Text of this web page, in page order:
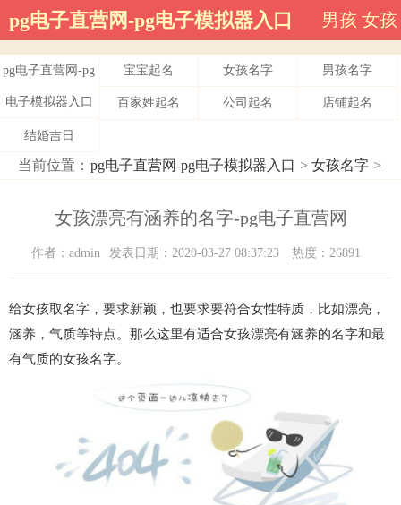
pg电子直营网-pg电子模拟器入口 男孩 女孩
pg电子直营网-pg
电子模拟器入口
宝宝起名 女孩名字 男孩名字
百家姓起名 公司起名 店铺起名
结婚吉日
当前位置： pg电子直营网-pg电子模拟器入口 > 女孩名字 >
女孩漂亮有涵养的名字-pg电子直营网
作者：admin 发表日期：2020-03-27 08:37:23 热度：26891
给女孩取名字，要求新颖，也要求要符合女性特质，比如漂亮，
涵养，气质等特点。那么这里有适合女孩漂亮有涵养的名字和最
有气质的女孩名字。